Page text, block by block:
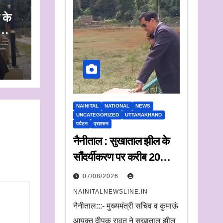
के
के
NAINITAL NATIONAL
NEWS
UNCATEGORIZED
UTTARAKHAND
पर्यटन
प्रशासन
नैनीताल : सुखाताल झील के
सौंदर्यीकरण पर करीब 20
करोड़ रुपये खर्च, संचालन के
लिए संस्था का चयन जल्द
07/08/2026
NAINITALNEWSLINE.IN
नैनीताल:::- मुख्यमंत्री सचिव व कुमाऊं
आयुक्त दीपक रावत ने सूखाताल झील